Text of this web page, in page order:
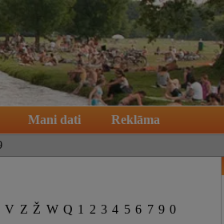
Mani dati Reklāma
V Z Ž W Q 1 2 3 4 5 6 7 9 0